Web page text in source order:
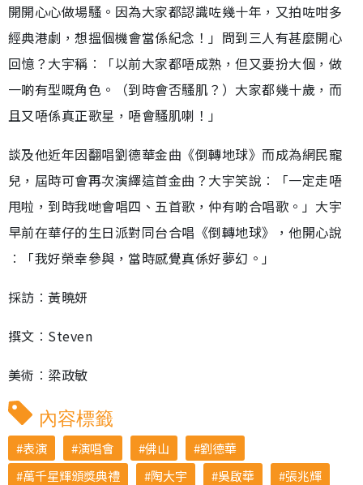
開開心心做場騷。因為大家都認識咗幾十年，又拍咗咁多
經典港劇，想搵個機會當係紀念！」問到三人有甚麼開心
回憶？大宇稱︰「以前大家都唔成熟，但又要扮大個，做
一啲有型嘅角色。（到時會否騷肌？）大家都幾十歲，而
且又唔係真正歌星，唔會騷肌喇！」
談及他近年因翻唱劉德華金曲《倒轉地球》而成為網民寵
兒，屆時可會再次演繹這首金曲？大宇笑說︰「一定走唔
甩啦，到時我哋會唱四、五首歌，仲有啲合唱歌。」大宇
早前在華仔的生日派對同台合唱《倒轉地球》，他開心說
︰「我好榮幸參與，當時感覺真係好夢幻。」
採訪︰黃曉妍
撰文︰Steven
美術︰梁政敏
內容標籤
表演 演唱會 佛山
劉德華
萬千星輝頒獎典禮
陶大宇 吳啟華
張兆輝